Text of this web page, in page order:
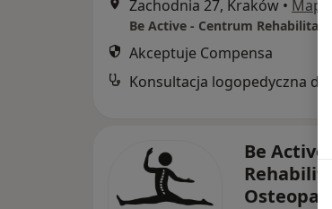
Zachodnia 27, Kraków • Mapa
Be Active - Centrum
Akceptuje Compensa
Konsultacja logopedyczna
Be Active
Osteopatii